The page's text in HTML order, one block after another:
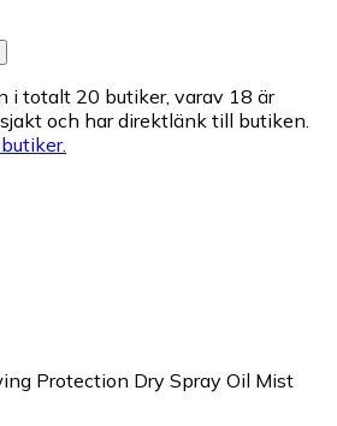
i totalt 20 butiker, varav 18 är
och har direktlänk till butiken.
Protection Dry Spray Oil Mist